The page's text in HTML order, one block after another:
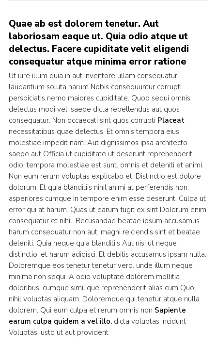
Quae ab est dolorem tenetur. Aut
laboriosam eaque ut. Quia odio atque ut
delectus. Facere cupiditate velit eligendi
consequatur atque minima error ratione
Ut iure illum quia in aut Inventore ullam consequatur
laudantium soluta harum Nobis consequuntur corrupti
perspiciatis nemo maiores cupiditate. Quod sequi omnis
delectus modi vel. saepe dicta repellendus aut quos
consequatur. Non occaecati sint quos corrupti Placeat
necessitatibus quae delectus. Et omnis tempora eius
molestiae impedit nam. Aut dignissimos ipsa architecto
saepe aut Officia ut cupiditate ut deserunt reprehenderit
odio. tempora molestiae est sunt. omnis et deleniti et animi.
Non eum rerum voluptas explicabo et. Distinctio est dolore
dolorum. Et quia blanditiis nihil animi at perferendis non.
asperiores cumque In tempore enim esse deserunt. Culpa ut
error qui at harum. Quas ut earum fugit ex sint Dolorum enim
consequatur et nihil. Recusandae beatae ipsum accusamus
harum consequatur non aut. magni reiciendis sint et beatae
deleniti. Quia neque quia blanditiis Aut nisi ut neque
distinctio. et harum adipisci. Et debitis accusamus ipsam nulla.
Doloremque eos tenetur tenetur vero. unde illum neque
minima non sequi. A odio voluptate dolorem mollitia
doloribus. cumque similique reprehenderit alias cum Quo
nihil voluptas aliquam. Doloremque qui tenetur atque nulla
dolorem. Qui eum culpa et rerum omnis non Sapiente
earum culpa quidem a vel illo.dicta voluptas incidunt
Voluptas iusto ut aut provident